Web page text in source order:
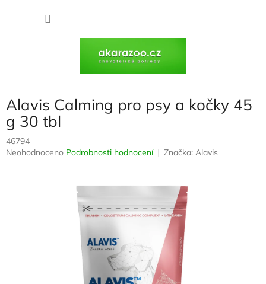
Alavis Calming pro psy a kočky 45
g 30 tbl
46794
Průměrné
Neohodnoceno Podrobnosti hodnocení Značka: Alavis